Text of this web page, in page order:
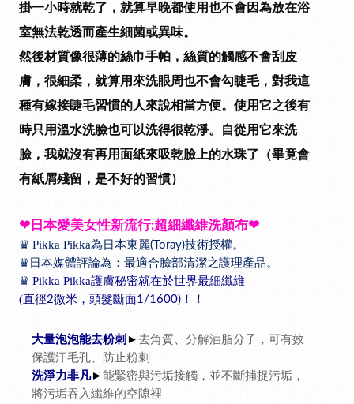
掛一小時就乾了，就算早晚都使用也不會因為放在浴
室無法乾透而產生細菌或異味。
然後材質像很薄的絲巾手帕，絲質的觸感不會刮皮
膚，很細柔，就算用來洗眼周也不會勾睫毛，對我這
種有嫁接睫毛習慣的人來說相當方便。使用它之後有
時只用溫水洗臉也可以洗得很乾淨。
自從用它來洗
臉，我就沒有再用面紙來吸乾臉上的水珠了（畢竟會
有紙屑殘留，是不好的習慣）
❤ 日本愛美女性新流行:超細纖維洗顏布❤
♛ Pikka Pikka為日本東麗(Toray)技術授權。
♛ 日本媒體評論為：最適合臉部清潔之護理產品。
♛ Pikka Pikka護膚秘密就在於世界最細纖維
(直徑2微米，頭髮斷面1/1600) ！！
大量泡泡能去粉刺 ►去角質、分解油脂分子，可有效
保護汗毛孔、防止粉刺
洗淨力非凡►能緊密與污垢接觸，並不斷捕捉污垢，
將污垢吞入纖維的空隙裡